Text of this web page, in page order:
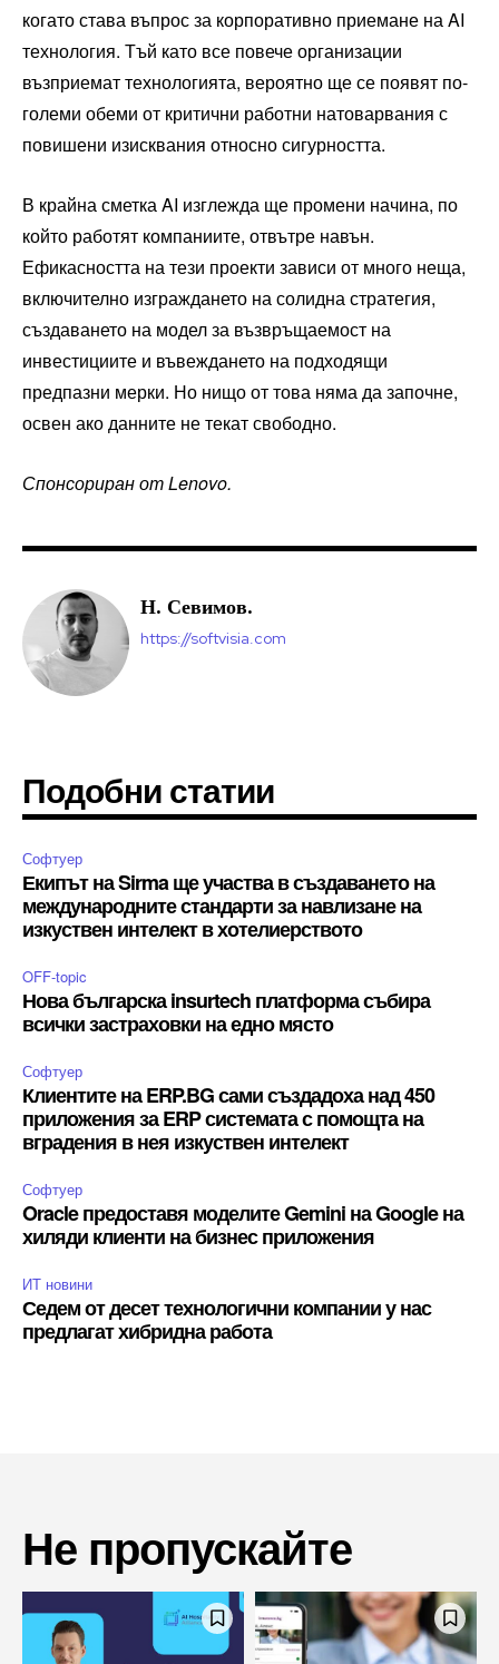
когато става въпрос за корпоративно приемане на AI
технология. Тъй като все повече организации
възприемат технологията, вероятно ще се появят по-
големи обеми от критични работни натоварвания с
повишени изисквания относно сигурността.
В крайна сметка AI изглежда ще промени начина, по
който работят компаниите, отвътре навън.
Ефикасността на тези проекти зависи от много неща,
включително изграждането на солидна стратегия,
създаването на модел за възвръщаемост на
инвестициите и въвеждането на подходящи
предпазни мерки. Но нищо от това няма да започне,
освен ако данните не текат свободно.
Спонсориран от Lenovo.
Н. Севимов.
https://softvisia.com
Подобни статии
Софтуер
Екипът на Sirma ще участва в създаването на
международните стандарти за навлизане на
изкуствен интелект в хотелиерството
OFF-topic
Нова българска insurtech платформа събира
всички застраховки на едно място
Софтуер
Клиентите на ERP.BG сами създадоха над 450
приложения за ERP системата с помощта на
вградения в нея изкуствен интелект
Софтуер
Oracle предоставя моделите Gemini на Google на
хиляди клиенти на бизнес приложения
ИТ новини
Седем от десет технологични компании у нас
предлагат хибридна работа
Не пропускайте